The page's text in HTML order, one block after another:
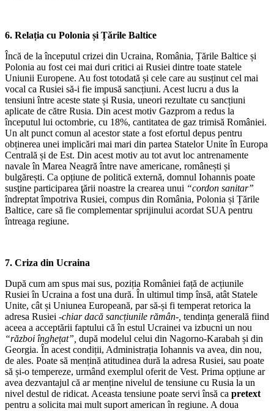
6. Relația cu Polonia și Țările Baltice
Încă de la începutul crizei din Ucraina, România, Țările Baltice și
Polonia au fost cei mai duri critici ai Rusiei dintre toate statele
Uniunii Europene. Au fost totodată și cele care au susținut cel mai
vocal ca Rusiei să-i fie impusă sancțiuni. Acest lucru a dus la
tensiuni între aceste state și Rusia, uneori rezultate cu sancțiuni
aplicate de către Rusia. Din acest motiv Gazprom a redus la
începutul lui octombrie, cu 18%, cantitatea de gaz trimisă României.
Un alt punct comun al acestor state a fost efortul depus pentru
obținerea unei implicări mai mari din partea Statelor Unite în Europa
Centrală și de Est. Din acest motiv au tot avut loc antrenamente
navale în Marea Neagră între nave americane, românești și
bulgărești. Ca opțiune de politică externă, domnul Iohannis poate
susţine participarea ţării noastre la crearea unui “cordon sanitar”
îndreptat împotriva Rusiei, compus din România, Polonia și Țările
Baltice, care să fie complementar sprijinului acordat SUA pentru
întreaga regiune.
7. Criza din Ucraina
După cum am spus mai sus, poziția României față de acțiunile
Rusiei în Ucraina a fost una dură. În ultimul timp însă, atât Statele
Unite, cât și Uniunea Europeană, par să-și fi temperat retorica la
adresa Rusiei -chiar dacă sancțiunile rămân-, tendința generală fiind
aceea a acceptării faptului că în estul Ucrainei va izbucni un nou
“război înghețat”, după modelul celui din Nagorno-Karabah și din
Georgia. În acest condiții, Administrația Iohannis va avea, din nou,
de ales. Poate să mențină atitudinea dură la adresa Rusiei, sau poate
să și-o tempereze, urmând exemplul oferit de Vest. Prima opțiune ar
avea dezvantajul că ar menține nivelul de tensiune cu Rusia la un
nivel destul de ridicat. Aceasta tensiune poate servi însă ca pretext
pentru a solicita mai mult suport american în regiune. A doua